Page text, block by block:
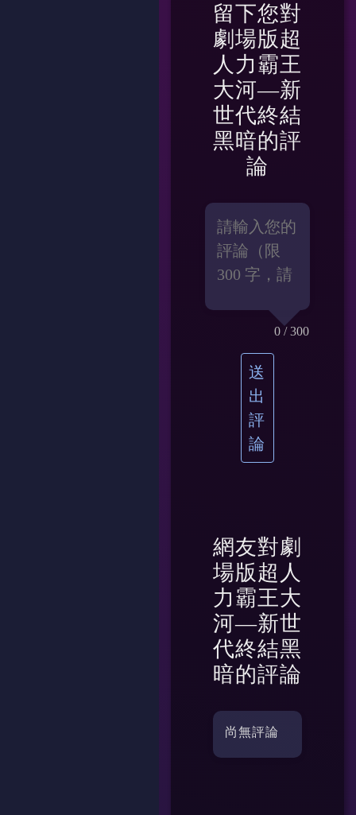
留下您對
劇場版超
人力霸王
大河—新
世代終結
黑暗的評
論
0 / 300
送
出
評
論
網友對劇
場版超人
力霸王大
河—新世
代終結黑
暗的評論
尚無評論